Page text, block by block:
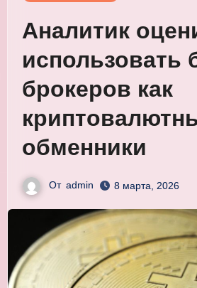
Аналитик
использовать
брокеров как
обменники
От admin 8 марта, 2026